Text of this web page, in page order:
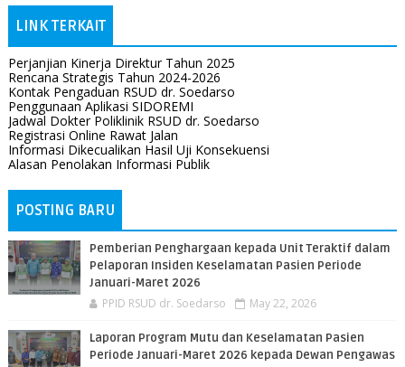
LINK TERKAIT
Perjanjian Kinerja Direktur Tahun 2025
Rencana Strategis Tahun 2024-2026
Kontak Pengaduan RSUD dr. Soedarso
Penggunaan Aplikasi SIDOREMI
Jadwal Dokter Poliklinik RSUD dr. Soedarso
Registrasi Online Rawat Jalan
Informasi Dikecualikan Hasil Uji Konsekuensi
Alasan Penolakan Informasi Publik
POSTING BARU
Pemberian Penghargaan kepada Unit Teraktif dalam
Pelaporan Insiden Keselamatan Pasien Periode
Januari-Maret 2026
PPID RSUD dr. Soedarso May 22, 2026
Laporan Program Mutu dan Keselamatan Pasien
Periode Januari-Maret 2026 kepada Dewan Pengawas